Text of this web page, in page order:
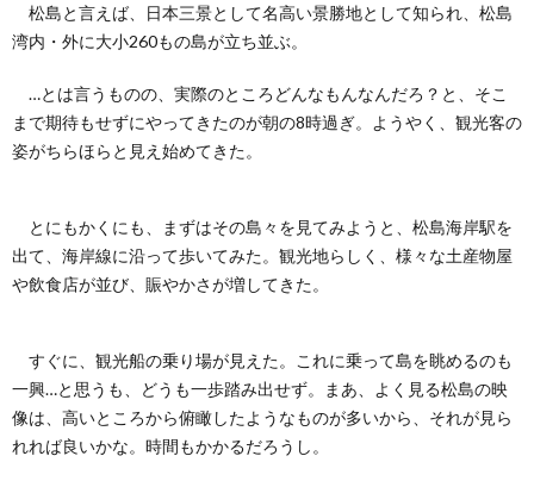
寄り
道。
3.
いよ
島へ
橋を
島へ
5.
松島
よか
った
松島と言えば、日本三景として名高い景勝地として知られ、松島
湾内・外に大小260もの島が立ち並ぶ。
…とは言うものの、実際のところどんなもんなんだろ？と、そこ
まで期待もせずにやってきたのが朝の8時過ぎ。ようやく、観光客の
姿がちらほらと見え始めてきた。
とにもかくにも、まずはその島々を見てみようと、松島海岸駅を
出て、海岸線に沿って歩いてみた。観光地らしく、様々な土産物屋
や飲食店が並び、賑やかさが増してきた。
すぐに、観光船の乗り場が見えた。これに乗って島を眺めるのも
一興…と思うも、どうも一歩踏み出せず。まあ、よく見る松島の映
像は、高いところから俯瞰したようなものが多いから、それが見ら
れれば良いかな。時間もかかるだろうし。